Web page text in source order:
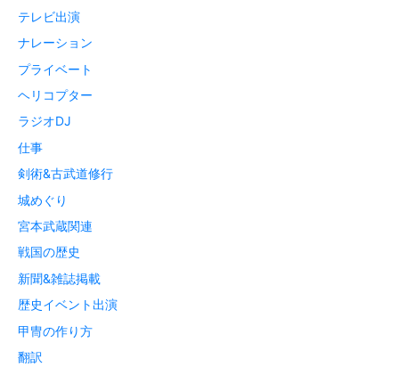
テレビ出演
ナレーション
プライベート
ヘリコプター
ラジオDJ
仕事
剣術&古武道修行
城めぐり
宮本武蔵関連
戦国の歴史
新聞&雑誌掲載
歴史イベント出演
甲冑の作り方
翻訳